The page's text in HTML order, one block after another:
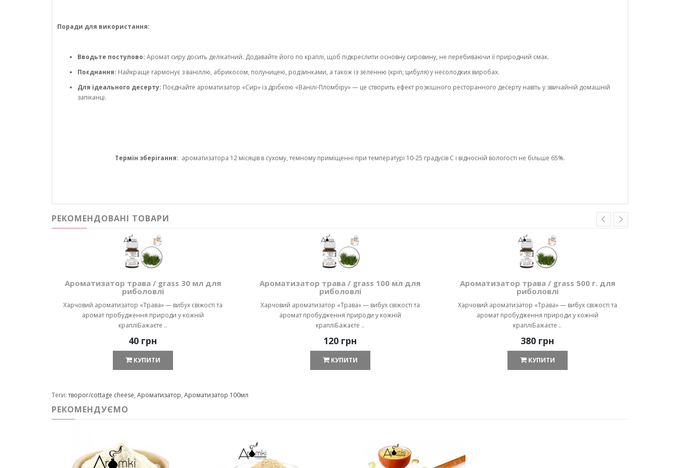
Поради для використання:
Вводьте поступово: Аромат сиру досить делікатний. Додавайте його по краплі, щоб підкреслити основну сировину, не перебиваючи її природний смак.
Поєднання: Найкраще гармонує з ваніллю, абрикосом, полуницею, родзинками, а також із зеленню (кріп, цибуля) у несолодких виробах.
Для ідеального десерту: Поєднайте ароматизатор «Сир» із дрібкою «Ванілі-Пломбіру» — це створить ефект розкішного ресторанного десерту навіть у звичайній домашній
запіканці.
Термін зберігання: ароматизатора 12 місяців в сухому, темному приміщенні при температурі 10-25 градусів С і відносній вологості не більше 65%.
РЕКОМЕНДОВАНІ ТОВАРИ
Ароматизатор трава / grass 30 мл для
риболовлі
Харчовий ароматизатор «Трава» — вибух свіжості та
аромат пробудження природи у кожній
крапліБажаєте ..
40 грн
КУПИТИ
Ароматизатор трава / grass 100 мл для
риболовлі
Харчовий ароматизатор «Трава» — вибух свіжості та
аромат пробудження природи у кожній
крапліБажаєте ..
120 грн
КУПИТИ
Ароматизатор трава / grass 500 г. для
риболовлі
Харчовий ароматизатор «Трава» — вибух свіжості та
аромат пробудження природи у кожній
крапліБажаєте ..
380 грн
КУПИТИ
Теги:творог/cottage cheese, Ароматизатор, Ароматизатор 100мл
РЕКОМЕНДУЄМО